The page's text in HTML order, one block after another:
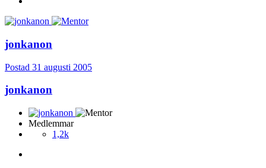
jonkanon
Postad 31 augusti 2005
jonkanon
Medlemmar
1,2k